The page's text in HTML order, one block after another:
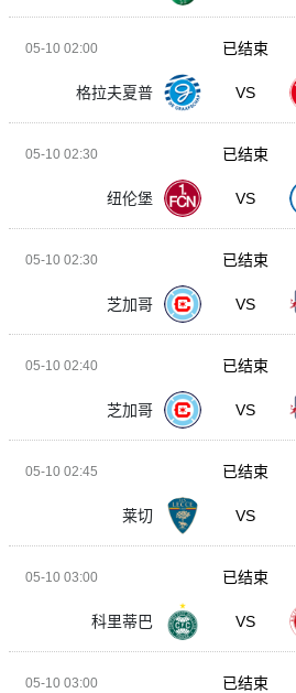
05-10 02:00
格拉夫夏普 VS
已结束
05-10 02:30
纽伦堡 VS
已结束
05-10 02:30
芝加哥 VS
已结束
05-10 02:40
芝加哥 VS
已结束
05-10 02:45
莱切 VS
已结束
05-10 03:00
科里蒂巴 VS
已结束
05-10 03:00 已结束